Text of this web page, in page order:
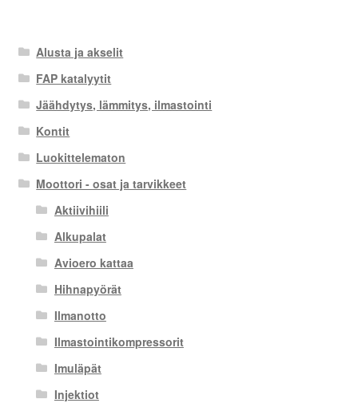
Alusta ja akselit
FAP katalyytit
Jäähdytys, lämmitys, ilmastointi
Kontit
Luokittelematon
Moottori - osat ja tarvikkeet
Aktiivihiili
Alkupalat
Avioero kattaa
Hihnapyörät
Ilmanotto
Ilmastointikompressorit
Imuläpät
Injektiot